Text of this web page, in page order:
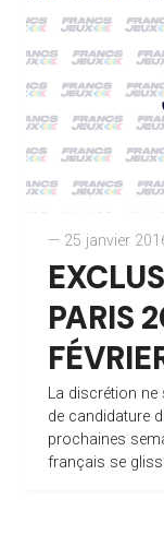
— 25 janvier
PARIS
La discrétion ne
de candidature
prochaines
français se